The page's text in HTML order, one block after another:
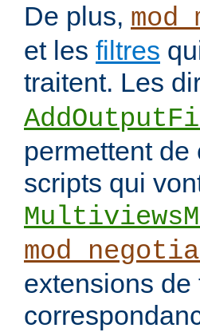
De plus,
et les filtres
traitent. Les
permettent
scripts qui
extensions